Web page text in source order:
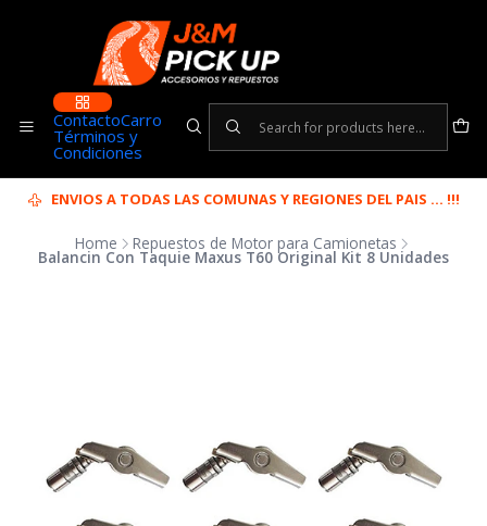
ContactoCarro
Términos y
Condiciones
ENVIOS A TODAS LAS COMUNAS Y REGIONES DEL PAIS ... !!!
Home Repuestos de Motor para Camionetas
Balancin Con Taquie Maxus T60 Original Kit 8 Unidades